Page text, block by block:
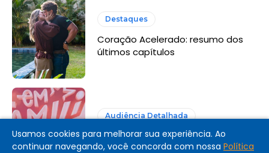
Destaques
Coração Acelerado: resumo dos
últimos capítulos
Audiência Detalhada
Audiência Detalhada: Em Família
com Eliana (Globo, 2026)
Usamos cookies para melhorar sua experiência. Ao
continuar navegando, você concorda com nossa Política